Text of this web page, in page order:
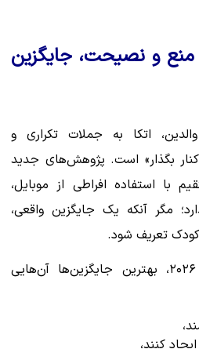
منع و نصیحت، جایگزین
اتکا به جملات تکراری و
کنار بگذار» است. پژوهش‌های جدید
با استفاده افراطی از موبایل،
مگر آنکه یک جایگزین واقعی،
کودک تعریف شود.
بر اساس یافته‌های سال ۲۰۲۶، بهترین جایگزین‌ها آن‌هایی